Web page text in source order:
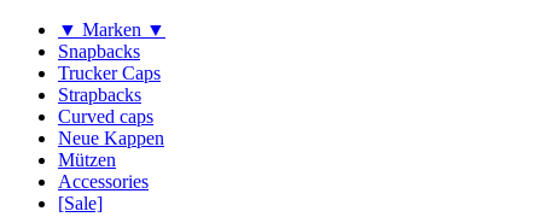
▼ Marken ▼
Snapbacks
Trucker Caps
Strapbacks
Curved caps
Neue Kappen
Mützen
Accessories
[Sale]